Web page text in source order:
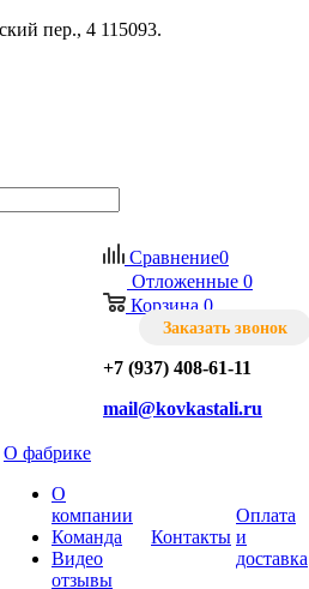
пер., 4 115093.
Сравнение0
Отложенные 0
Корзина 0
Заказать звонок
+7 (937) 408-61-11
mail@kovkastali.ru
О фабрике
О
компании
Команда
Видео
отзывы
Контакты
Оплата
и
доставка